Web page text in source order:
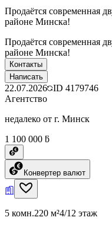
Продаётся современная
районе Минска!
Продаётся современная
районе Минска!
Контакты
Написать
22.07.2026 ID 4179746
Агентство
недалеко от г. Минск
1 100 000 ƃ
Конвертер валют
5 комн.220 м²4/12 этаж